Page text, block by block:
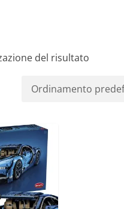
del risultato